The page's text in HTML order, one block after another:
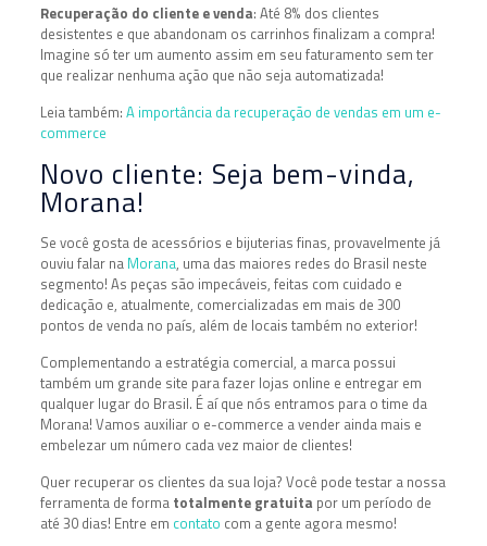
Recuperação do cliente e venda: Até 8% dos clientes
desistentes e que abandonam os carrinhos finalizam a compra!
Imagine só ter um aumento assim em seu faturamento sem ter
que realizar nenhuma ação que não seja automatizada!
Leia também: A importância da recuperação de vendas em um e-
commerce
Novo cliente: Seja bem-vinda,
Morana!
Se você gosta de acessórios e bijuterias finas, provavelmente já
ouviu falar na Morana, uma das maiores redes do Brasil neste
segmento! As peças são impecáveis, feitas com cuidado e
dedicação e, atualmente, comercializadas em mais de 300
pontos de venda no país, além de locais também no exterior!
Complementando a estratégia comercial, a marca possui
também um grande site para fazer lojas online e entregar em
qualquer lugar do Brasil. É aí que nós entramos para o time da
Morana! Vamos auxiliar o e-commerce a vender ainda mais e
embelezar um número cada vez maior de clientes!
Quer recuperar os clientes da sua loja? Você pode testar a nossa
ferramenta de forma totalmente gratuitapor um período de
até 30 dias! Entre em contato com a gente agora mesmo!